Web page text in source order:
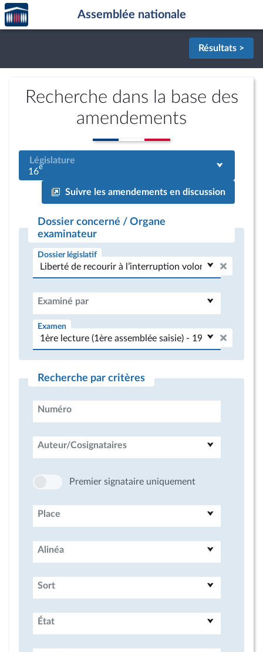
Aller au contenu
Aller en bas de la page
Accèder
à la
page
Assemblée nationale
Résultats >
Recherche dans la base des
amendements
Législature
16e
Suivre les amendements en discussion
Dossier concerné / Organe
examinateur
Dossier législatif
Examiné par
Examen
Recherche par critères
Numéro
Auteur/Cosignataires
Premier signataire uniquement
Place
Alinéa
Sort
État